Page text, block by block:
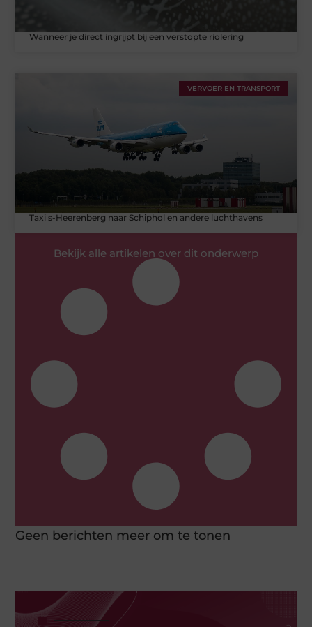
Wanneer je direct ingrijpt bij een verstopte riolering
VERVOER EN TRANSPORT
Taxi s-Heerenberg naar Schiphol en andere luchthavens
Bekijk alle artikelen over dit onderwerp
Geen berichten meer om te tonen